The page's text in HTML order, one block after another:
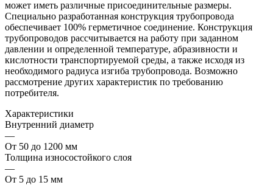
может иметь различные присоединительные размеры.
Специально разработанная конструкция трубопровода
обеспечивает 100% герметичное соединение. Конструкция
трубопроводов рассчитывается на работу при заданном
давлении и определенной температуре, абразивности и
кислотности транспортируемой среды, а также исходя из
необходимого радиуса изгиба трубопровода. Возможно
рассмотрение других характеристик по требованию
потребителя.
Характеристики
Внутренний диаметр
—
От 50 до 1200 мм
Толщина износостойкого слоя
—
От 5 до 15 мм